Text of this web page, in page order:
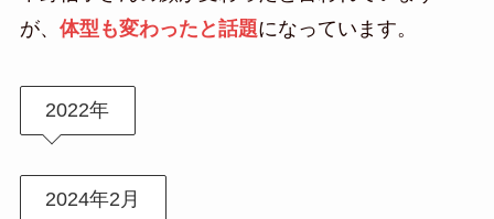
が、 体型も変わったと話題になっています。
2022年
2024年2月